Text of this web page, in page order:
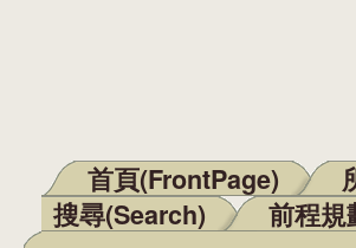
主選單
首頁(FrontPage)
搜尋(Search)
前程規